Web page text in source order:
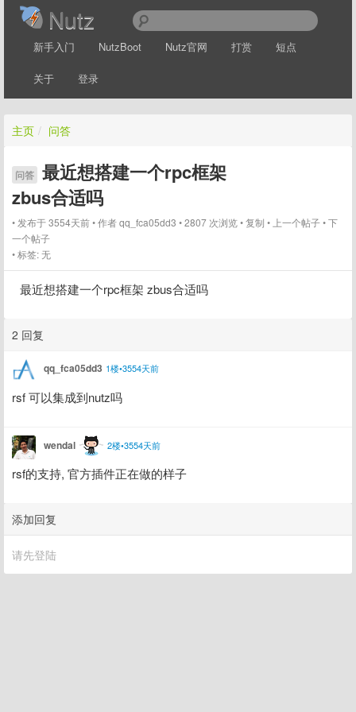
Nutz
新手入门 NutzBoot Nutz官网 打赏 短点
关于 登录
主页 / 问答
问答 最近想搭建一个rpc框架
zbus合适吗
发布于 3554天前 作者qq_fca05dd3 2807 次浏览 复制 上一个帖子 下
一个帖子
标签:无
最近想搭建一个rpc框架 zbus合适吗
2 回复
qq_fca05dd3 1楼•3554天前
rsf 可以集成到nutz吗
wendal 2楼•3554天前
rsf的支持, 官方插件正在做的样子
添加回复
请先登陆